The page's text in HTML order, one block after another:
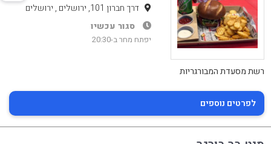
דרך חברון 101, ירושלים , ירושלים
סגור עכשיו
יפתח מחר ב-20:30
רשת מסעדת המבורגריות
לפרטים נוספים